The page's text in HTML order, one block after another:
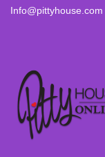
Info@pittyhouse.com